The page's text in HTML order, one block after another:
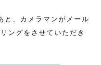
と、カメラマンがメール
ングをさせていただき